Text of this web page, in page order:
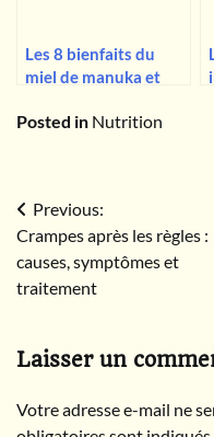
Les 8 bienfaits du
miel de manuka et
?
Posted in Nutrition
Navigation
de
l’article
Previous:
Crampes après les règles :
causes, symptômes et
traitement
Laisser un
Votre adresse e-mail ne